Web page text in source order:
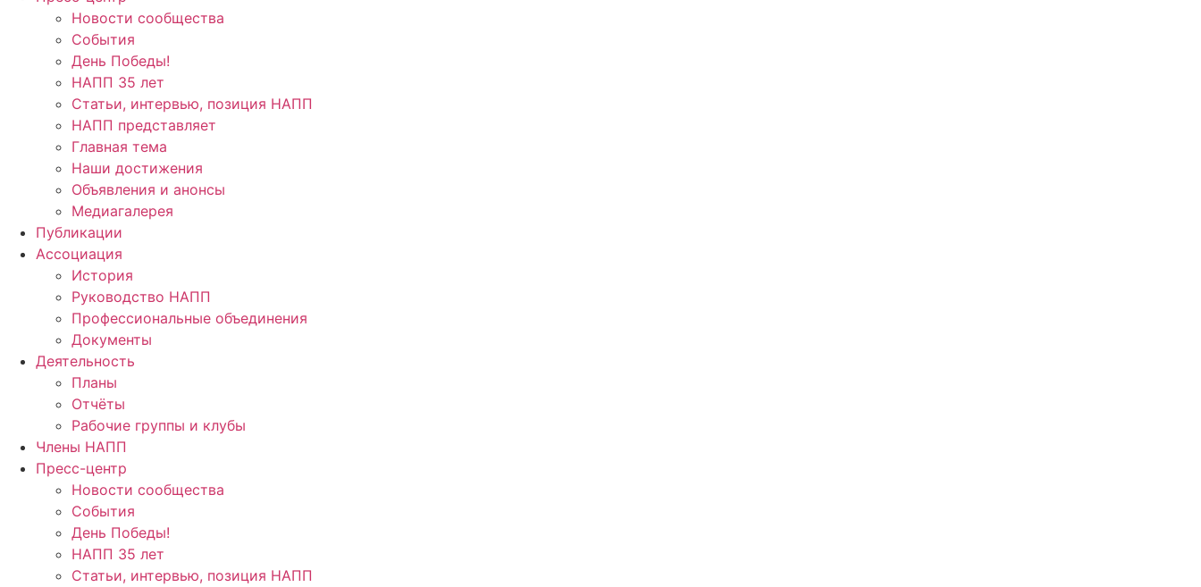
Новости сообщества
События
День Победы!
НАПП 35 лет
Статьи, интервью, позиция НАПП
НАПП представляет
Главная тема
Наши достижения
Объявления и анонсы
Медиагалерея
Публикации
Ассоциация
История
Руководство НАПП
Профессиональные объединения
Документы
Деятельность
Планы
Отчёты
Рабочие группы и клубы
Члены НАПП
Пресс-центр
Новости сообщества
События
День Победы!
НАПП 35 лет
Статьи, интервью, позиция НАПП